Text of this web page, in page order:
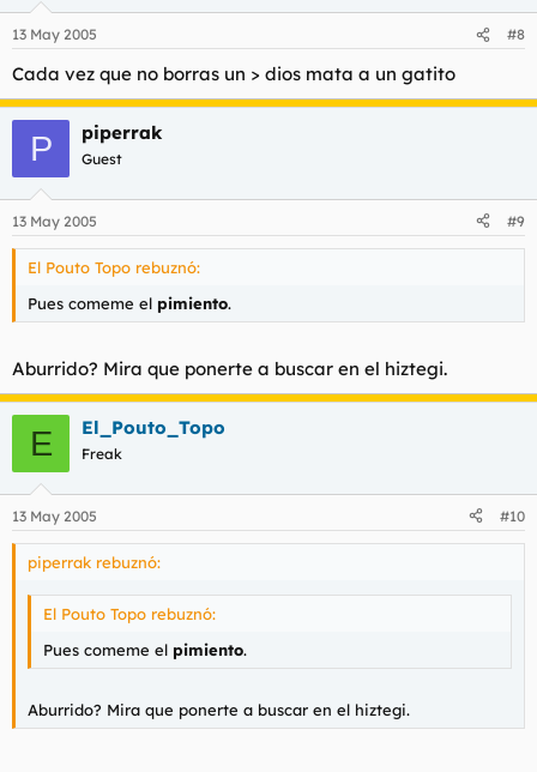
13 May 2005 #8
Cada vez que no borras un > dios mata a un gatito
P piperrak
Guest
13 May 2005 #9
El Pouto Topo rebuznó:
Pues comeme el pimiento.
Aburrido? Mira que ponerte a buscar en el hiztegi.
E El_Pouto_Topo
Freak
13 May 2005 #10
piperrak rebuznó:
El Pouto Topo rebuznó:
Pues comeme el pimiento.
Aburrido? Mira que ponerte a buscar en el hiztegi.